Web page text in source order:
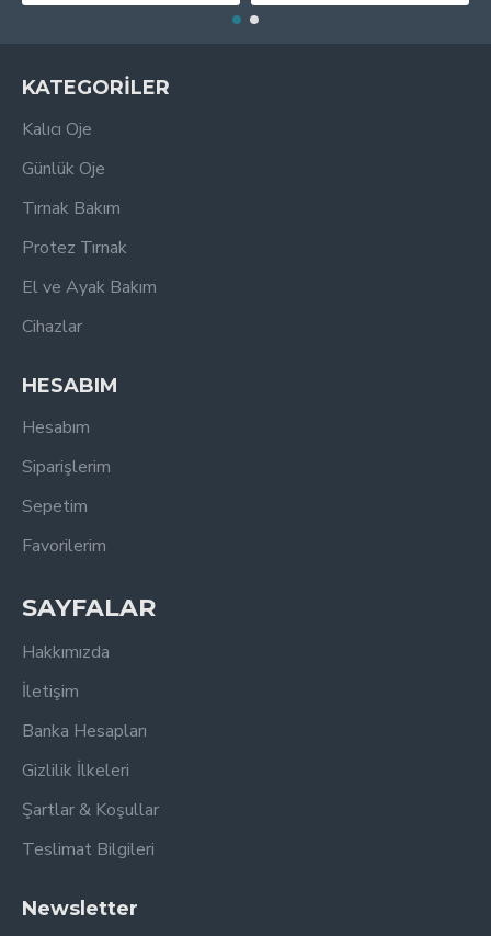
KATEGORİLER
Kalıcı Oje
Günlük Oje
Tırnak Bakım
Protez Tırnak
El ve Ayak Bakım
Cihazlar
HESABIM
Hesabım
Siparişlerim
Sepetim
Favorilerim
SAYFALAR
Hakkımızda
İletişim
Banka Hesapları
Gizlilik İlkeleri
Şartlar & Koşullar
Teslimat Bilgileri
Newsletter